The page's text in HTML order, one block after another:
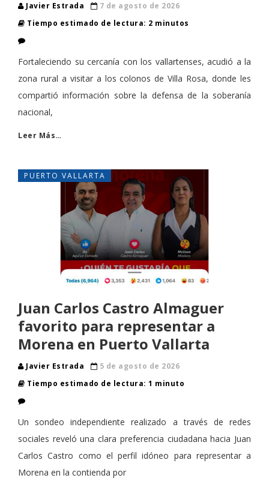
Javier Estrada
7 de agosto de 2026
Tiempo estimado de lectura: 2 minutos
Fortaleciendo su cercanía con los vallartenses, acudió a la
zona rural a visitar a los colonos de Villa Rosa, donde les
compartió información sobre la defensa de la soberanía
nacional,
Leer Más…
PUERTO VALLARTA
Juan Carlos Castro Almaguer
favorito para representar a
Morena en Puerto Vallarta
Javier Estrada
5 de agosto de 2026
Tiempo estimado de lectura: 1 minuto
Un sondeo independiente realizado a través de redes
sociales reveló una clara preferencia ciudadana hacia Juan
Carlos Castro como el perfil idóneo para representar a
Morena en la contienda por